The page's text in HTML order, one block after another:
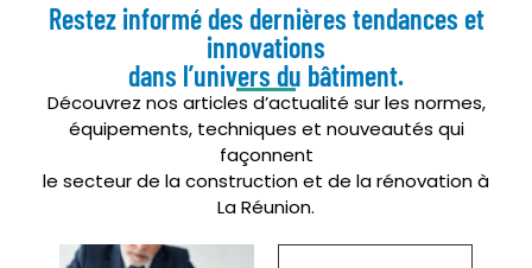
Restez informé des dernières tendances et
innovations
dans l’univers du bâtiment.
Découvrez nos articles d’actualité sur les normes,
équipements, techniques et nouveautés qui
façonnent
le secteur de la construction et de la rénovation à
La Réunion.